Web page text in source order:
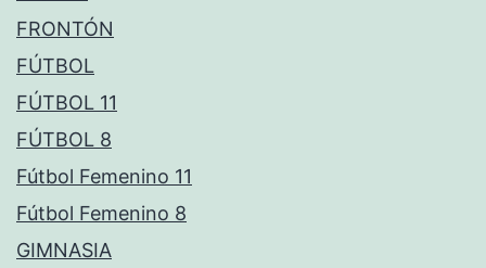
FRONTÓN
FÚTBOL
FÚTBOL 11
FÚTBOL 8
Fútbol Femenino 11
Fútbol Femenino 8
GIMNASIA